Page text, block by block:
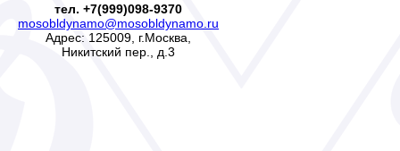
тел. +7(999)098-9370
mosobldynamo@mosobldynamo.ru
Адрес: 125009, г.Москва,
Никитский пер., д.3